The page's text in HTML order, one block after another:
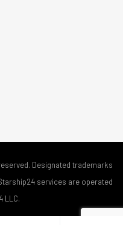
Designated trademarks
services are operated
LLC.